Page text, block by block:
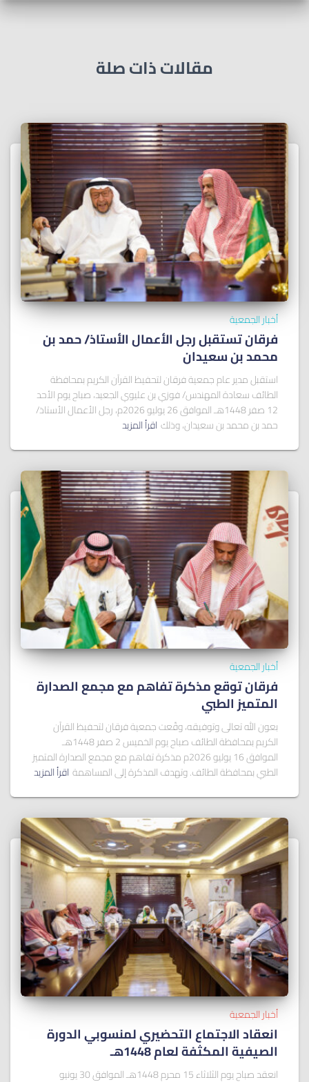
مقالات ذات صلة
أخبار الجمعية
فرقان تستقبل رجل الأعمال الأستاذ/ ﺣﻤﺪ ﺑﻦ
ﻣﺤﻤﺪ ﺑﻦ ﺳﻌﻴﺪان
استقبل مدير عام جمعية فرقان لتحفيظ القرآن الكريم بمحافظة
الطائف سعادة المهندس/ فوزي بن عليوي الجعيد، صباح يوم الأحد
12 صفر 1448هـ الموافق 26 يوليو 2026م، رجل الأعمال الأستاذ/
حمد بن محمد بن سعيدان، وذلك اقرأ المزيد
أخبار الجمعية
فرقان توقع مذكرة تفاهم مع مجمع الصدارة
المتميز الطبي
بعون الله تعالى وتوفيقه، وقّعت جمعية فرقان لتحفيظ القرآن
الكريم بمحافظة الطائف صباح يوم الخميس 2 صفر 1448هـ
الموافق 16 يوليو 2026م مذكرة تفاهم مع مجمع الصدارة المتميز
الطبي بمحافظة الطائف. وتهدف المذكرة إلى المساهمة اقرأ المزيد
أخبار الجمعية
انعقاد الاجتماع التحضيري لمنسوبي الدورة
الصيفية المكثفة لعام 1448هـ
انعقد صباح يوم الثلاثاء 15 محرم 1448هـ الموافق 30 يونيو